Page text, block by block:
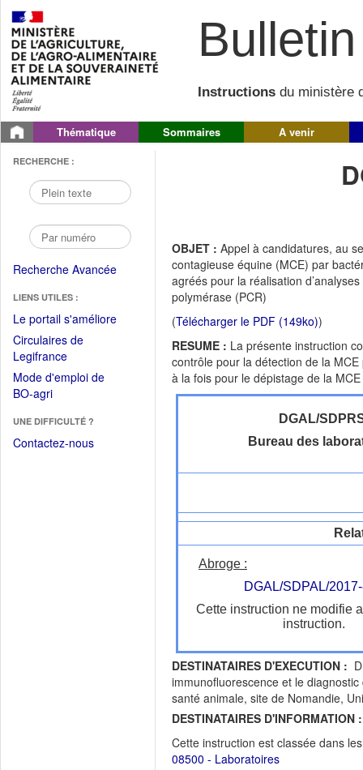
Instructions du ministère
Thématique Sommaires A venir
RECHERCHE :
Recherche Avancée
LIENS UTILES :
Le portail s'améliore(Fichier
Circulaires de
Legifrance(Ouvrir
dans
une
fenêtre)
Mode d'emploi de
BO-agri(Ouvrir
une
nouvelle
UNE DIFFICULTÉ ?
Contactez-nous
OBJET : Appel à candidatures, au
contagieuse équine (MCE) par
agréés pour la réalisation
polymérase (PCR)
(Télécharger le PDF (149ko))
RESUME : La présente instruction
contrôle pour la détection de la
à la fois pour le dépistage de la
DGAL/
Bureau des
Abroge :
DGAL/SDPAL/
Cette instruction ne modifie
instruction.
DESTINATAIRES D'EXECUTION :
immunofluorescence et le
santé animale, site de Nomandie,
DESTINATAIRES D'INFORMATION :
Cette instruction est classée dans
08500 - Laboratoires